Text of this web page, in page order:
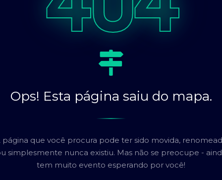
Ops! Esta página saiu do mapa.
página que você procura pode ter sido movida,
simplesmente nunca existiu. Mas não se preocupe -
tem muito evento esperando por você!